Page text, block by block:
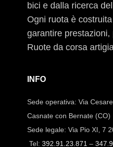
bici e dalla ricerca
Ogni ruota è
garantire
Ruote da corsa
INFO
Sede operativa: Via
Casnate con Bernate (CO)
Sede legale: Via Pio XI, 7
Tel: 392.91.23.871 –